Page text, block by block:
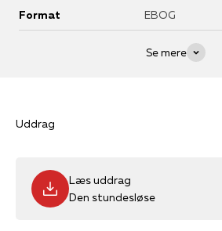
Format EBOG
Se mere
Uddrag
Læs uddrag
Den stundesløse